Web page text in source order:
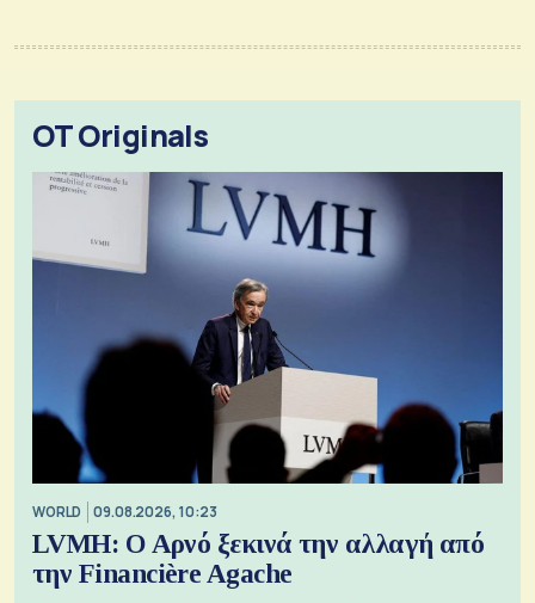
OT Originals
WORLD 09.08.2026, 10:23
LVMH: Ο Αρνό ξεκινά την αλλαγή από
την Financière Agache